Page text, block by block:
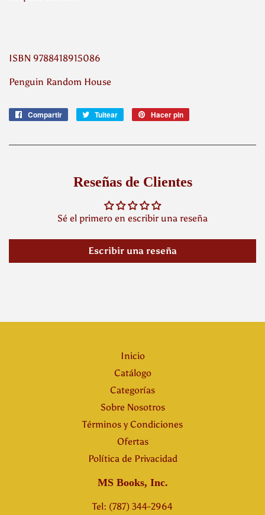
ISBN 9788418915086
Penguin Random House
Compartir
CompartirTuitear
Tuitear Hacer pin
Reseñas de Clientes
Sé el primero en escribir una reseña
Escribir una reseña
Inicio
Catálogo
Categorías
Sobre Nosotros
Términos y Condiciones
Ofertas
Política de Privacidad
MS Books, Inc.
Tel: (787) 344-2964